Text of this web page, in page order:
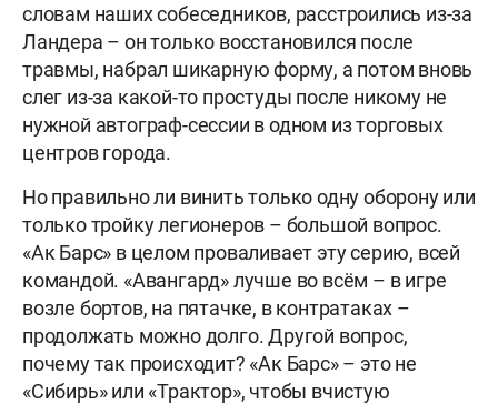
словам наших собеседников, расстроились из-за
Ландера – он только восстановился после
травмы, набрал шикарную форму, а потом вновь
слег из-за какой-то простуды после никому не
нужной автограф-сессии в одном из торговых
центров города.
Но правильно ли винить только одну оборону или
только тройку легионеров – большой вопрос.
«Ак Барс» в целом проваливает эту серию, всей
командой. «Авангард» лучше во всём – в игре
возле бортов, на пятачке, в контратаках –
продолжать можно долго. Другой вопрос,
почему так происходит? «Ак Барс» – это не
«Сибирь» или «Трактор», чтобы вчистую